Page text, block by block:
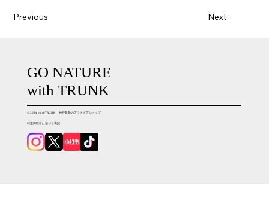
Previous Next
GO NATURE
with TRUNK
© 2024 by @TRUNK 神戸阪急のアウトドアショップ
特定商取引に基づく表記